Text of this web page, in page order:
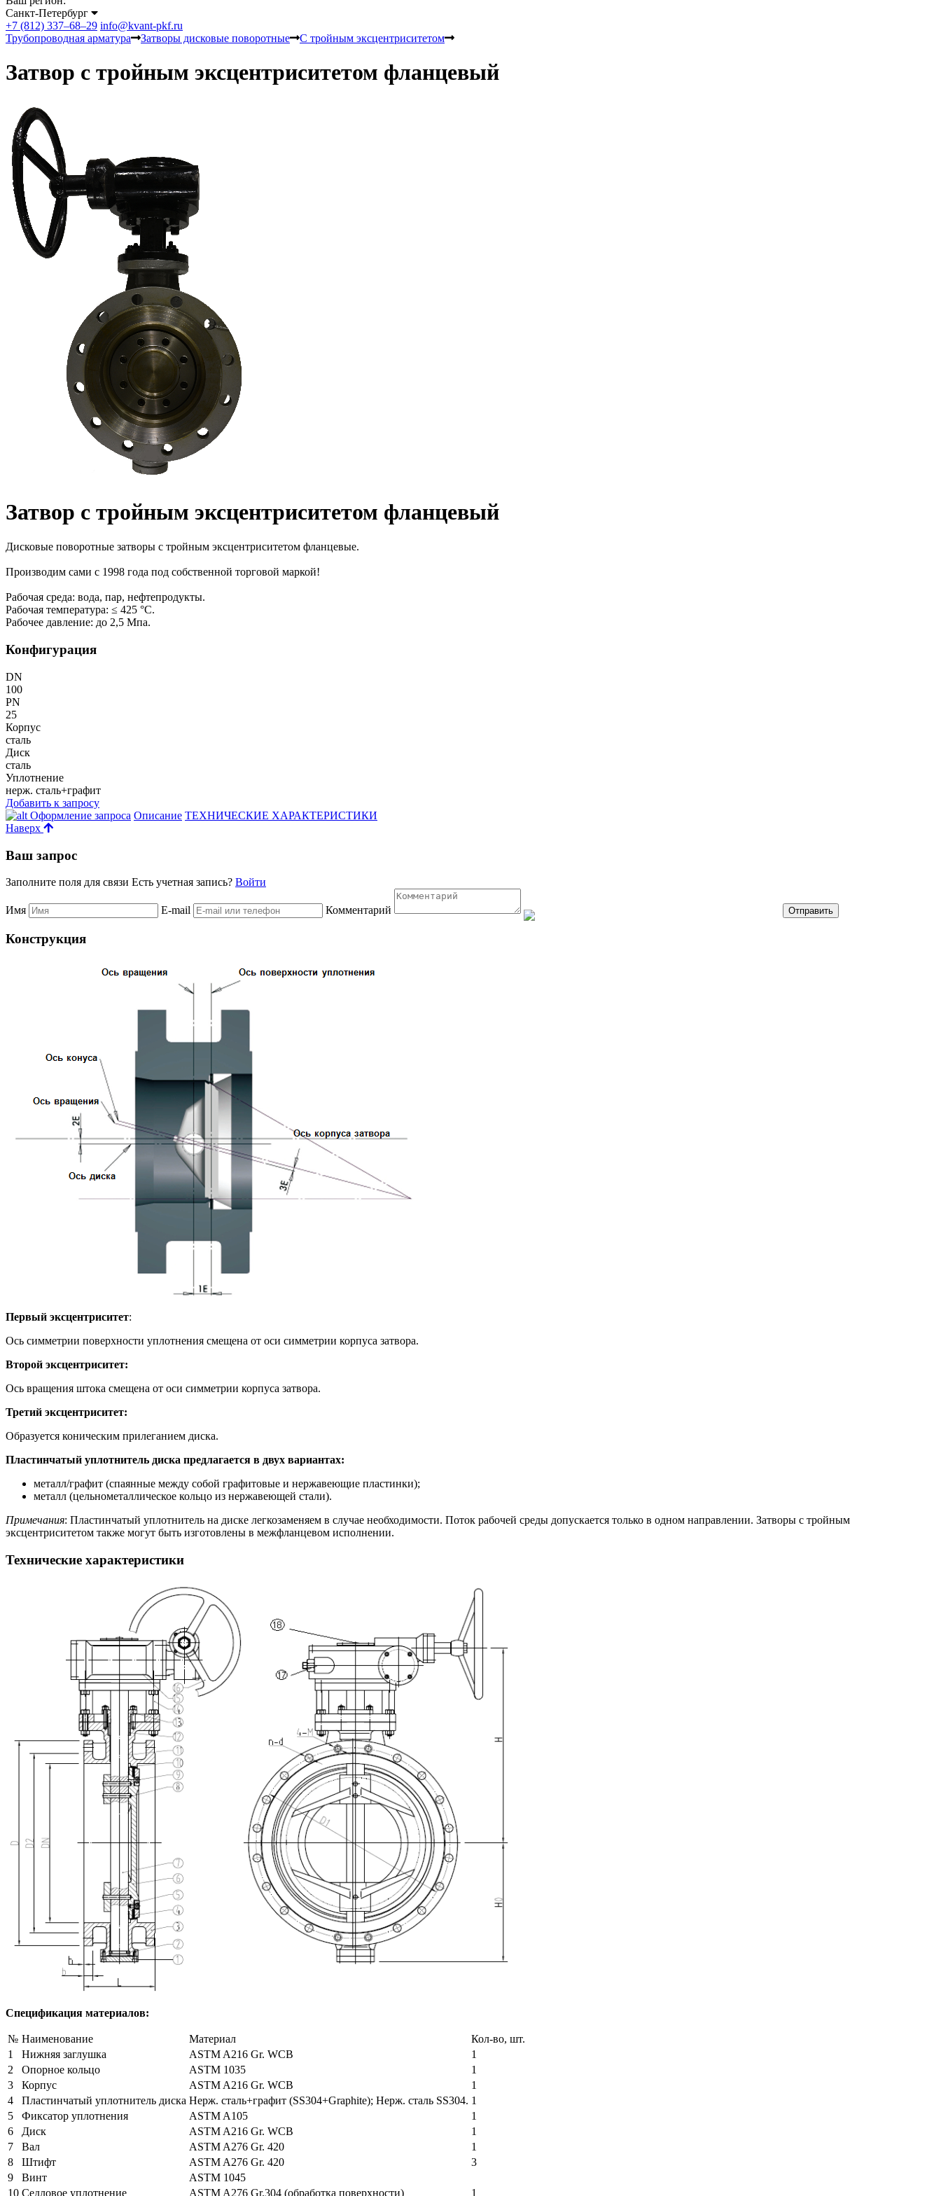
Санкт-Петербург
+7 (812) 337–68–29 info@kvant-pkf.ru
Трубопроводная арматура
Затворы дисковые поворотные С тройным эксцентриситетом
Затвор с тройным эксцентриситетом фланцевый
Затвор с тройным эксцентриситетом фланцевый
Дисковые поворотные затворы с тройным эксцентриситетом фланцевые.
Производим сами с 1998 года под собственной торговой маркой!
Рабочая среда: вода, пар, нефтепродукты.
Рабочая температура: ≤ 425 °С.
Рабочее давление: до 2,5 Мпа.
Конфигурация
DN
100
PN
25
Корпус
сталь
Диск
сталь
Уплотнение
нерж. сталь+графит
Добавить к запросу
Оформление запроса Описание ТЕХНИЧЕСКИЕ ХАРАКТЕРИСТИКИ
Наверх
Ваш запрос
Заполните поля для связи Есть учетная запись? Войти
Имя E-mail Комментарий
Конструкция
Первый эксцентриситет:
Oсь симметрии поверхности уплотнения смещена от оси симметрии корпуса затвора.
Второй эксцентриситет:
Oсь вращения штока смещена от оси симметрии корпуса затвора.
Третий эксцентриситет:
Образуется коническим прилеганием диска.
Пластинчатый уплотнитель диска предлагается в двух вариантах:
металл/графит (спаянные между собой графитовые и нержавеющие пластинки);
металл (цельнометаллическое кольцо из нержавеющей стали).
Примечания: Пластинчатый уплотнитель на диске легкозаменяем в случае необходимости. Поток рабочей среды допускается только в одном направлении. Затворы с тройным
эксцентриситетом также могут быть изготовлены в межфланцевом исполнении.
Технические характеристики
Спецификация материалов:
№ Наименование Материал
Кол-во, шт.
1
Нижняя заглушка ASTM A216 Gr. WCB
1
2
Опорное кольцо ASTM 1035
1
3
Корпус ASTM A216 Gr. WCB
1
4
Пластинчатый уплотнитель диска Нерж. сталь+графит (SS304+Graphite); Нерж. сталь SS304. 1
5
Фиксатор уплотнения ASTM A105
1
6
Диск ASTM A216 Gr. WCB
1
7
Вал ASTM A276 Gr. 420
1
8
Штифт ASTM A276 Gr. 420
3
9
Винт
ASTM 1045
10 Седловое уплотнение ASTM A276 Gr.304 (обработка поверхности) 1